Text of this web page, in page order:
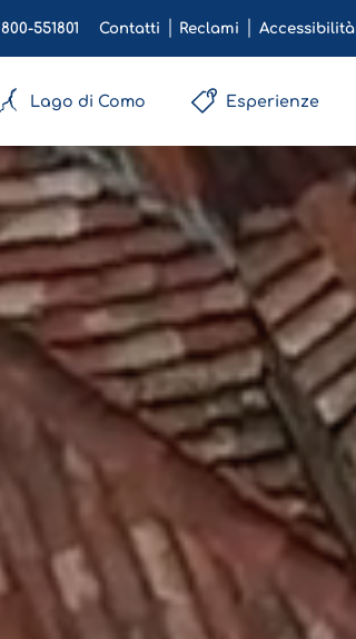
800-551801 Contatti Reclami Accessibilità
Lago di Como Esperienze